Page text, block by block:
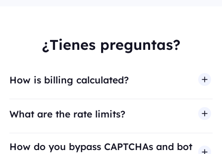
¿Tienes preguntas?
How is billing calculated?
What are the rate limits?
How do you bypass CAPTCHAs and bot